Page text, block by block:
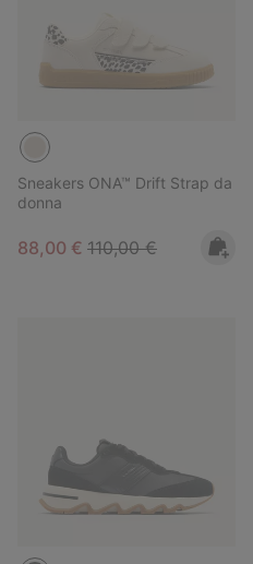
Sneakers ONA™ Drift Strap da
donna
Sale price:
88,00 € Regular price:
110,00 €